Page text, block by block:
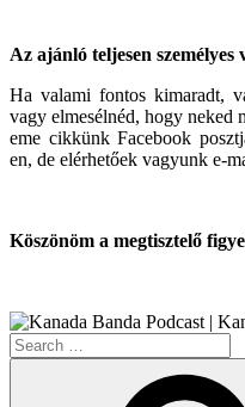
Az ajánló teljesen személyes
Ha valami fontos kimaradt,
vagy elmesélnéd, hogy neked
eme cikkünk Facebook
en, de elérhetőek vagyunk e-
Köszönöm a megtisztelő
Search
for: